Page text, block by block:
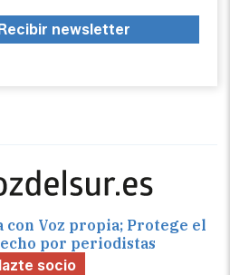
newsletter
con Voz propia; Protege el
por periodistas
socio